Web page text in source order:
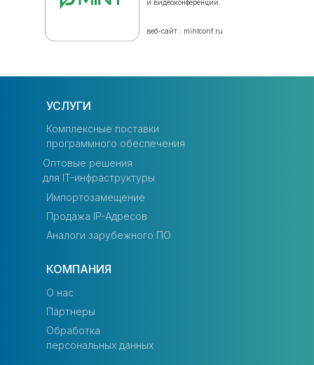
и видеоконференций.
веб-сайт : mintconf.ru
УСЛУГИ
КОМПАНИЯ
О нас
Продажа IP-Адресов
Партнеры
Обработка
персональных данных
Аналоги зарубежного ПО
Импортозамещение
Оптовые решения
для IT-инфраструктуры
Комплексные поставки
программного обеспечения